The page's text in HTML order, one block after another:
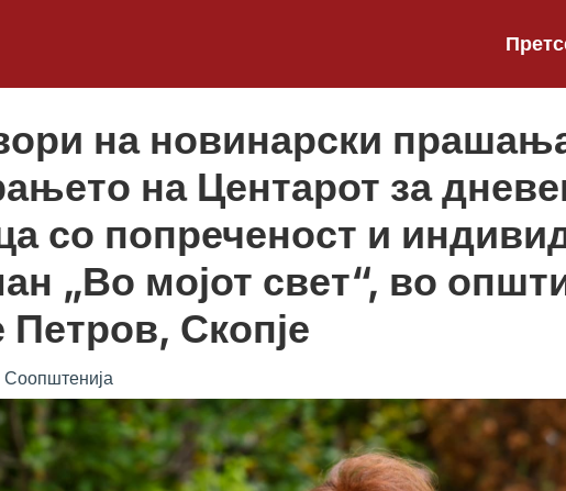
на новинарски
на Центарот за
со попреченост и
„Во мојот свет“, во
Петров, Скопје
Соопштенија